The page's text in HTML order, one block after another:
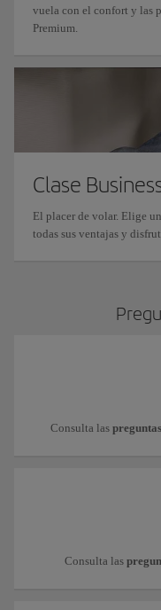
vuela con el confort y las
Premium.
Clase
El placer de volar. Elige
todas sus ventajas y
Consulta las
Consulta las